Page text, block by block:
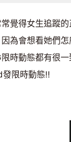
覺得女生追蹤
為會想看她們
時動態都有很
限時動態!!